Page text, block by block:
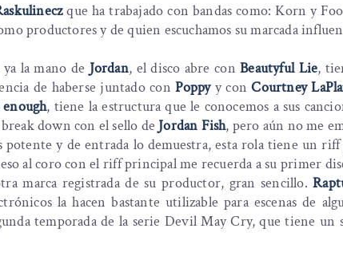
que ha trabajado con bandas como: Korn y
productores y de quien escuchamos su marcada
la mano de Jordan, el disco abre conBeautyful Lie,
de haberse juntado conPoppyy conCourtney
, tiene la estructura que le conocemos a sus
down con el sello de Jordan Fish, pero aún no me
potente y de entrada lo demuestra, esta rola tiene un
al coro con el riff principal me recuerda a su primer
marca registrada de su productor, gran sencillo.
la hacen bastante utilizable para escenas de
temporada de la serie Devil May Cry, que tiene un